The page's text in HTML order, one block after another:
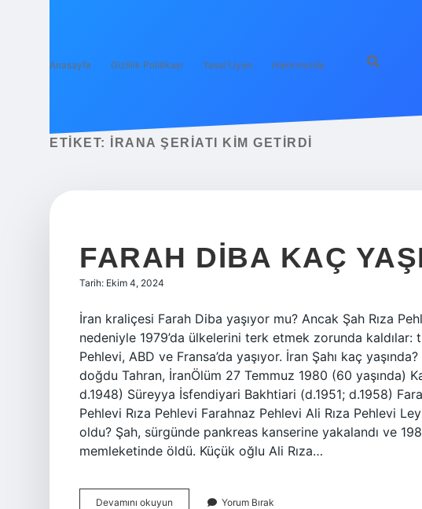
Anasayfa Gizlilik Politikası Yasal Uyarı Hakkımızda
ETIKET: İRANA ŞERIATI KIM GETIRDI
FARAH DIBA KAÇ
Tarih: Ekim 4, 2024
İran kraliçesi Farah Diba yaşıyor mu? Ancak Şah Rıza
nedeniyle 1979’da ülkelerini terk etmek zorunda kaldılar:
Pehlevi, ABD ve Fransa’da yaşıyor. İran Şahı kaç
doğdu Tahran, İranÖlüm 27 Temmuz 1980 (60 yaşında)
d.1948) Süreyya İsfendiyari Bakhtiari (d.1951; d.1958)
Pehlevi Rıza Pehlevi Farahnaz Pehlevi Ali Rıza Pehlevi
oldu? Şah, sürgünde pankreas kanserine yakalandı ve
memleketinde öldü. Küçük oğlu Ali Rıza…
Devamını okuyun Yorum Bırak